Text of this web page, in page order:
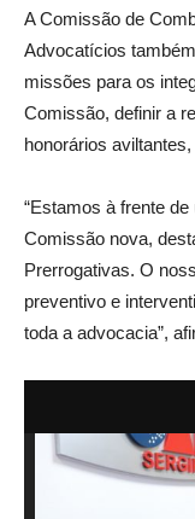
A Comissão de
Advocatícios
missões para os
Comissão, definir a
honorários aviltantes,
“Estamos à frente
Comissão nova,
Prerrogativas. O
preventivo e
toda a advocacia”,